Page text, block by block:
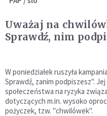
Uważaj na
Sprawdź, nim
W poniedziałek ruszyła
Sprawdź, zanim podpiszesz".
społeczeństwa na ryzyka
dotyczących m.in. wysoko
pożyczek, tzw. "chwilówek".